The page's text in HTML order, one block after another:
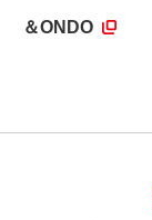
＆ONDO